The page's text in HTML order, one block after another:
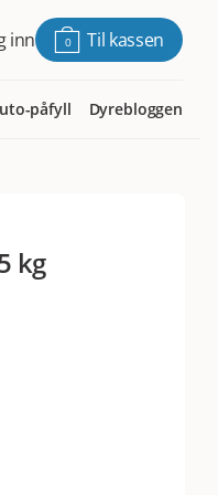
inn 0 Til kassen
påfyll Dyrebloggen
kg